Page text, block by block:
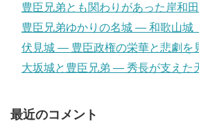
豊臣兄弟とも関わりがあった岸和
豊臣兄弟ゆかりの名城 ― 和歌山城
伏見城 ― 豊臣政権の栄華と悲劇を
大坂城と豊臣兄弟 ― 秀長が支えた
最近のコメント